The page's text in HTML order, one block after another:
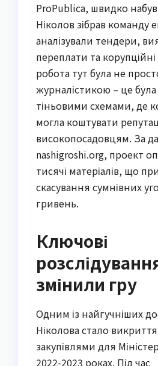
ProPublica, швидко
Ніколов зібрав команду
аналізували тендери,
переплати та
робота тут була не
журналістикою – це була
тіньовими схемами, де
могла коштувати
високопосадовцям. За
nashigroshi.org, проект
тисячі матеріалів, що
скасування сумнівних
гривень.
Ключові
змінили гру
Одним із найгучніших
Ніколова стало
закупівлями для
2022-2023 роках. Під час